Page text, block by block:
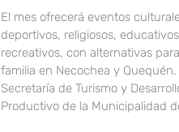
El mes ofrecerá eventos
deportivos, religiosos,
recreativos, con alternativas
familia en Necochea y Quequén.
Secretaría de Turismo y
Productivo de la Municipalidad